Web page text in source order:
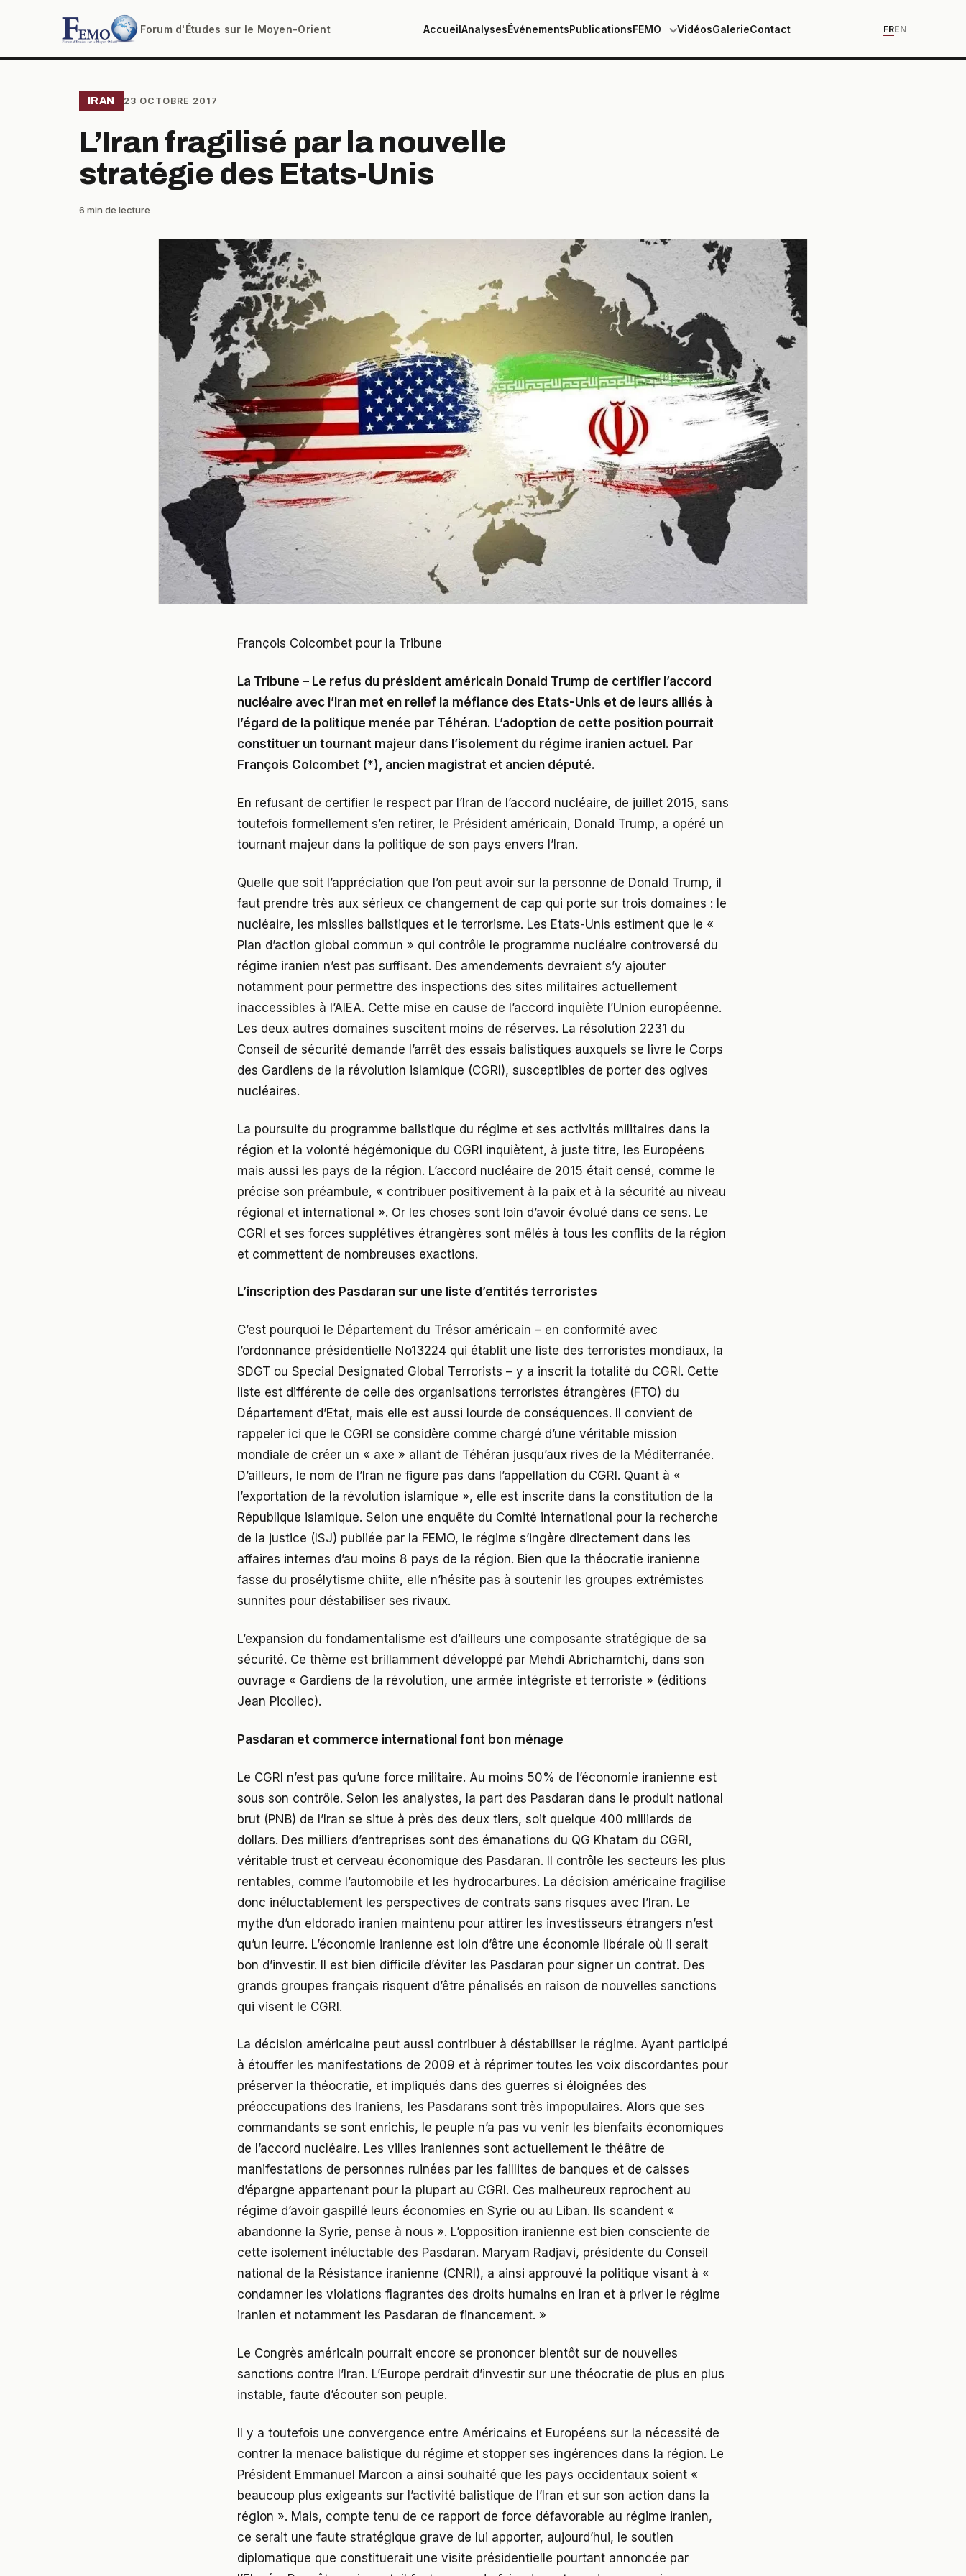
Forum d'Études sur le Moyen-Orient AccueilAnalysesÉvénementsPublicationsFEMO VidéosGalerieContact FREN
IRAN 23 OCTOBRE 2017
L’Iran fragilisé par la nouvelle
stratégie des Etats-Unis
6 min de lecture
François Colcombet pour la Tribune
La Tribune – Le refus du président américain Donald Trump de certifier l’accord
nucléaire avec l’Iran met en relief la méfiance des Etats-Unis et de leurs alliés à
l’égard de la politique menée par Téhéran. L’adoption de cette position pourrait
constituer un tournant majeur dans l’isolement du régime iranien actuel. Par
François Colcombet (*), ancien magistrat et ancien député.
En refusant de certifier le respect par l’Iran de l’accord nucléaire, de juillet 2015, sans
toutefois formellement s’en retirer, le Président américain, Donald Trump, a opéré un
tournant majeur dans la politique de son pays envers l’Iran.
Quelle que soit l’appréciation que l’on peut avoir sur la personne de Donald Trump, il
faut prendre très aux sérieux ce changement de cap qui porte sur trois domaines : le
nucléaire, les missiles balistiques et le terrorisme. Les Etats-Unis estiment que le «
Plan d’action global commun » qui contrôle le programme nucléaire controversé du
régime iranien n’est pas suffisant. Des amendements devraient s’y ajouter
notamment pour permettre des inspections des sites militaires actuellement
inaccessibles à l’AIEA. Cette mise en cause de l’accord inquiète l’Union européenne.
Les deux autres domaines suscitent moins de réserves. La résolution 2231 du
Conseil de sécurité demande l’arrêt des essais balistiques auxquels se livre le Corps
des Gardiens de la révolution islamique (CGRI), susceptibles de porter des ogives
nucléaires.
La poursuite du programme balistique du régime et ses activités militaires dans la
région et la volonté hégémonique du CGRI inquiètent, à juste titre, les Européens
mais aussi les pays de la région. L’accord nucléaire de 2015 était censé, comme le
précise son préambule, « contribuer positivement à la paix et à la sécurité au niveau
régional et international ». Or les choses sont loin d’avoir évolué dans ce sens. Le
CGRI et ses forces supplétives étrangères sont mêlés à tous les conflits de la région
et commettent de nombreuses exactions.
L’inscription des Pasdaran sur une liste d’entités terroristes
C’est pourquoi le Département du Trésor américain – en conformité avec
l’ordonnance présidentielle No13224 qui établit une liste des terroristes mondiaux, la
SDGT ou Special Designated Global Terrorists – y a inscrit la totalité du CGRI. Cette
liste est différente de celle des organisations terroristes étrangères (FTO) du
Département d’Etat, mais elle est aussi lourde de conséquences. Il convient de
rappeler ici que le CGRI se considère comme chargé d’une véritable mission
mondiale de créer un « axe » allant de Téhéran jusqu’aux rives de la Méditerranée.
D’ailleurs, le nom de l’Iran ne figure pas dans l’appellation du CGRI. Quant à «
l’exportation de la révolution islamique », elle est inscrite dans la constitution de la
République islamique. Selon une enquête du Comité international pour la recherche
de la justice (ISJ) publiée par la FEMO, le régime s’ingère directement dans les
affaires internes d’au moins 8 pays de la région. Bien que la théocratie iranienne
fasse du prosélytisme chiite, elle n’hésite pas à soutenir les groupes extrémistes
sunnites pour déstabiliser ses rivaux.
L’expansion du fondamentalisme est d’ailleurs une composante stratégique de sa
sécurité. Ce thème est brillamment développé par Mehdi Abrichamtchi, dans son
ouvrage « Gardiens de la révolution, une armée intégriste et terroriste » (éditions
Jean Picollec).
Pasdaran et commerce international font bon ménage
Le CGRI n’est pas qu’une force militaire. Au moins 50% de l’économie iranienne est
sous son contrôle. Selon les analystes, la part des Pasdaran dans le produit national
brut (PNB) de l’Iran se situe à près des deux tiers, soit quelque 400 milliards de
dollars. Des milliers d’entreprises sont des émanations du QG Khatam du CGRI,
véritable trust et cerveau économique des Pasdaran. Il contrôle les secteurs les plus
rentables, comme l’automobile et les hydrocarbures. La décision américaine fragilise
donc inéluctablement les perspectives de contrats sans risques avec l’Iran. Le
mythe d’un eldorado iranien maintenu pour attirer les investisseurs étrangers n’est
qu’un leurre. L’économie iranienne est loin d’être une économie libérale où il serait
bon d’investir. Il est bien difficile d’éviter les Pasdaran pour signer un contrat. Des
grands groupes français risquent d’être pénalisés en raison de nouvelles sanctions
qui visent le CGRI.
La décision américaine peut aussi contribuer à déstabiliser le régime. Ayant participé
à étouffer les manifestations de 2009 et à réprimer toutes les voix discordantes pour
préserver la théocratie, et impliqués dans des guerres si éloignées des
préoccupations des Iraniens, les Pasdarans sont très impopulaires. Alors que ses
commandants se sont enrichis, le peuple n’a pas vu venir les bienfaits économiques
de l’accord nucléaire. Les villes iraniennes sont actuellement le théâtre de
manifestations de personnes ruinées par les faillites de banques et de caisses
d’épargne appartenant pour la plupart au CGRI. Ces malheureux reprochent au
régime d’avoir gaspillé leurs économies en Syrie ou au Liban. Ils scandent «
abandonne la Syrie, pense à nous ». L’opposition iranienne est bien consciente de
cette isolement inéluctable des Pasdaran. Maryam Radjavi, présidente du Conseil
national de la Résistance iranienne (CNRI), a ainsi approuvé la politique visant à «
condamner les violations flagrantes des droits humains en Iran et à priver le régime
iranien et notamment les Pasdaran de financement. »
Le Congrès américain pourrait encore se prononcer bientôt sur de nouvelles
sanctions contre l’Iran. L’Europe perdrait d’investir sur une théocratie de plus en plus
instable, faute d’écouter son peuple.
Il y a toutefois une convergence entre Américains et Européens sur la nécessité de
contrer la menace balistique du régime et stopper ses ingérences dans la région. Le
Président Emmanuel Marcon a ainsi souhaité que les pays occidentaux soient «
beaucoup plus exigeants sur l’activité balistique de l’Iran et sur son action dans la
région ». Mais, compte tenu de ce rapport de force défavorable au régime iranien,
ce serait une faute stratégique grave de lui apporter, aujourd’hui, le soutien
diplomatique que constituerait une visite présidentielle pourtant annoncée par